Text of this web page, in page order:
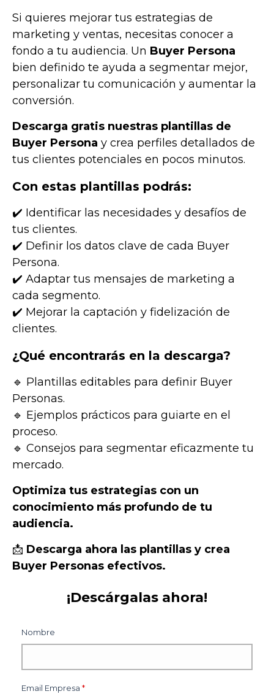
Si quieres mejorar tus estrategias de
marketing y ventas, necesitas conocer a
fondo a tu audiencia. Un Buyer Persona
bien definido te ayuda a segmentar mejor,
personalizar tu comunicación y aumentar la
conversión.
Descarga gratis nuestras plantillas de
Buyer Persona y crea perfiles detallados de
tus clientes potenciales en pocos minutos.
Con estas plantillas podrás:
✔️ Identificar las necesidades y desafíos de
tus clientes.
✔️ Definir los datos clave de cada Buyer
Persona.
✔️ Adaptar tus mensajes de marketing a
cada segmento.
✔️ Mejorar la captación y fidelización de
clientes.
¿Qué encontrarás en la descarga?
🔹 Plantillas editables para definir Buyer
Personas.
🔹 Ejemplos prácticos para guiarte en el
proceso.
🔹 Consejos para segmentar eficazmente tu
mercado.
Optimiza tus estrategias con un
conocimiento más profundo de tu
audiencia.
📩 Descarga ahora las plantillas y crea
Buyer Personas efectivos.
¡Descárgalas ahora!
Nombre
Email Empresa *